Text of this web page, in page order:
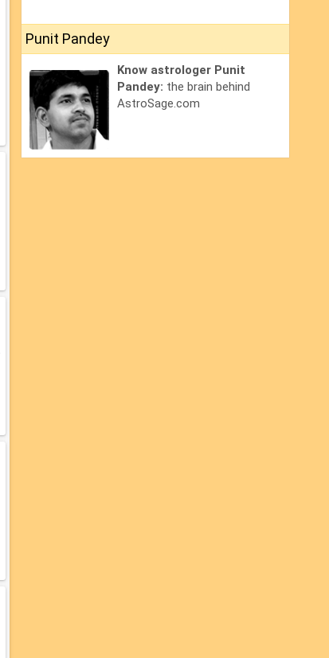
Punit Pandey
Know astrologer Punit
Pandey: the brain behind
AstroSage.com